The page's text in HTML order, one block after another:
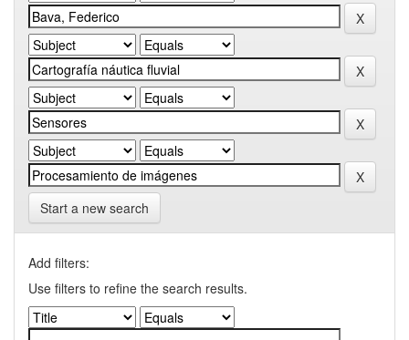
Start a new search
Add filters:
Use filters to refine the search results.